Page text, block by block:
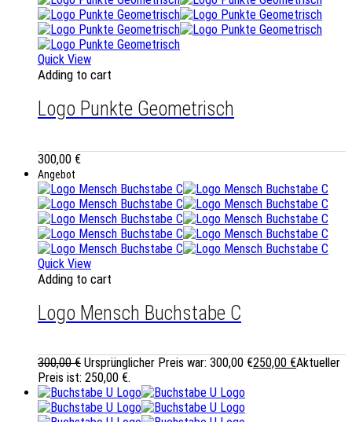
Quick View
Adding to cart
Logo Punkte Geometrisch
300,00 €
Angebot
Quick View
Adding to cart
Logo Mensch Buchstabe C
300,00€ Ursprünglicher Preis war: 300,00 €250,00 €Aktueller
Preis ist: 250,00 €.